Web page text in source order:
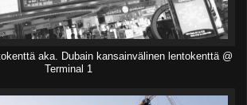
aka. Dubain kansainvälinen lentokenttä @
Terminal 1